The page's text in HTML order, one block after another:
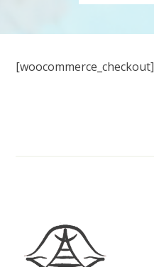
[woocommerce_checkout]